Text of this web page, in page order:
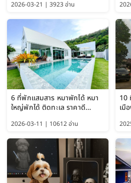
พักได้ อัปเดต 2569
2026-03-21 | 3923 อ่าน
6 ที่พักแสมสาร หมาพักได้ หมา
ใหญ่พักได้ ติดทะเล ราคาดี
2026-03-11 | 10612 อ่าน
10
เมื